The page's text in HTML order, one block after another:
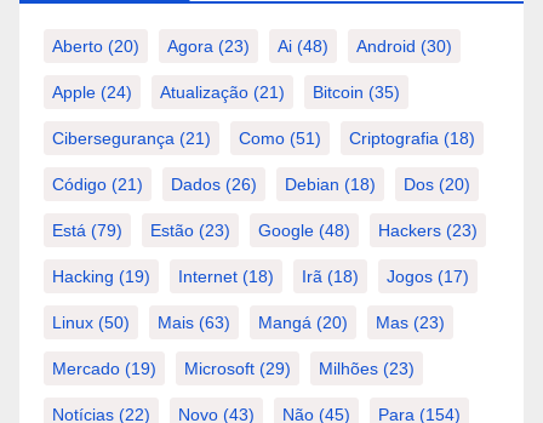
Aberto (20) Agora (23) Ai (48) Android (30)
Apple (24) Atualização (21) Bitcoin (35)
Cibersegurança (21) Como (51) Criptografia (18)
Código (21) Dados (26) Debian (18) Dos (20)
Está (79) Estão (23) Google (48) Hackers (23)
Hacking (19) Internet (18) Irã (18) Jogos (17)
Linux (50) Mais (63) Mangá (20) Mas (23)
Mercado (19) Microsoft (29) Milhões (23)
Notícias (22) Novo (43) Não (45) Para (154)